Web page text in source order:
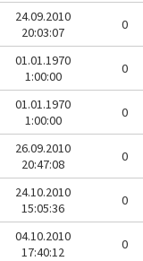
24.09.2010
20:03:07
0
01.01.1970
1:00:00
0
01.01.1970
1:00:00
0
26.09.2010
20:47:08
0
24.10.2010
15:05:36
0
04.10.2010
17:40:12
0